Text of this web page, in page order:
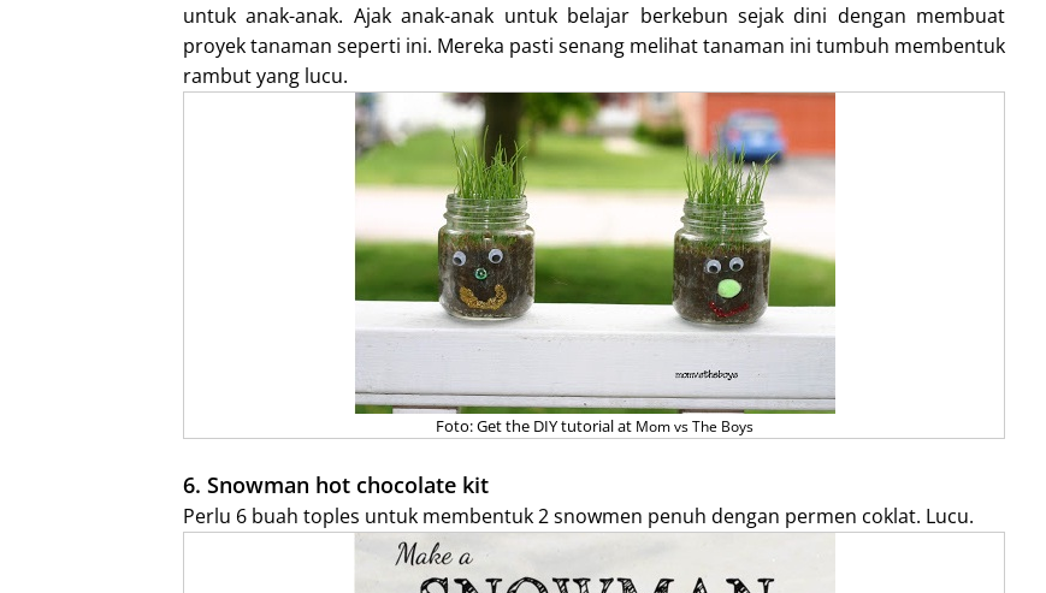
untuk anak-anak. Ajak anak-anak untuk belajar berkebun sejak dini dengan membuat
proyek tanaman seperti ini. Mereka pasti senang melihat tanaman ini tumbuh membentuk
rambut yang lucu.
Foto: Get the DIY tutorial at Mom vs The Boys
6. Snowman hot chocolate kit
Perlu 6 buah toples untuk membentuk 2 snowmen penuh dengan permen coklat. Lucu.